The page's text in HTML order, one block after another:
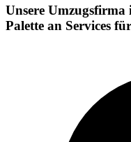
Unsere
Palette an Services